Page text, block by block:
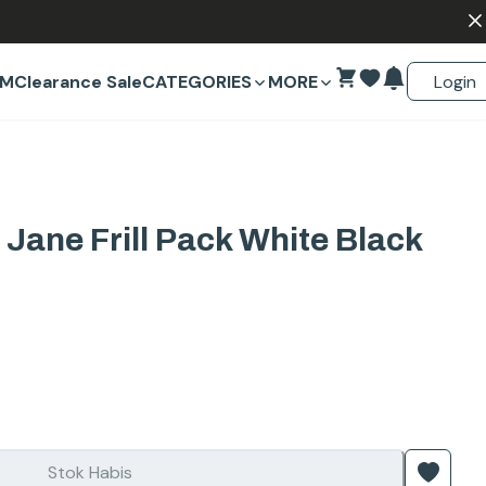
Clearance SaleCATEGORIES MORE Login
Frill Pack White Black
Stok Habis